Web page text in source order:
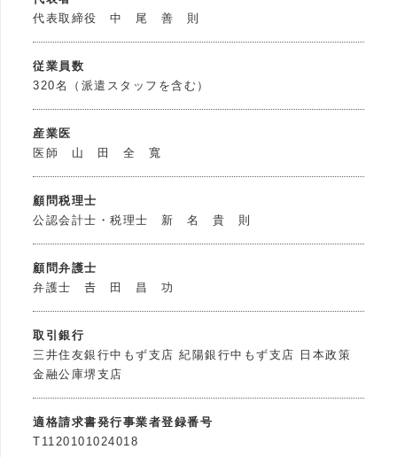
代表取締役 中 尾 善 則
従業員数
320名（派遣スタッフを含む）
産業医
医師 山 田 全 寬
顧問税理士
公認会計士・税理士 新 名 貴 則
顧問弁護士
弁護士 𠮷 田 昌 功
取引銀行
三井住友銀行中もず支店 紀陽銀行中もず支店 日本政策
金融公庫堺支店
適格請求書発行事業者登録番号
T1120101024018